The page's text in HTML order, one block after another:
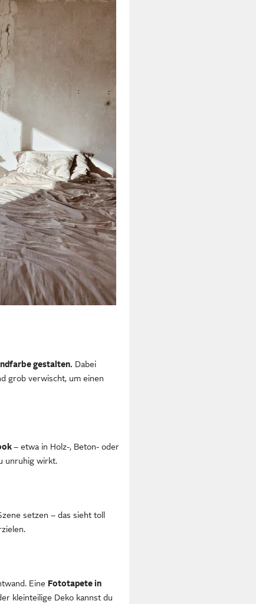
gestalten. Dabei
grob verwischt, um einen
– etwa in Holz-, Beton- oder
unruhig wirkt.
setzen – das sieht toll
Eine Fototapete in
kleinteilige Deko kannst du